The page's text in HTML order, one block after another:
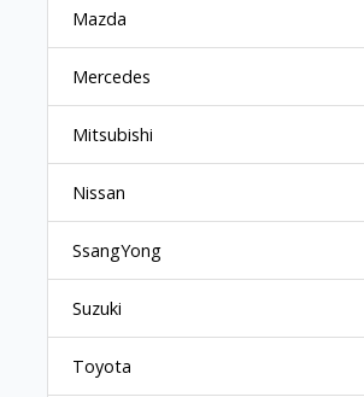
Mazda
Mercedes
Mitsubishi
Nissan
SsangYong
Suzuki
Toyota